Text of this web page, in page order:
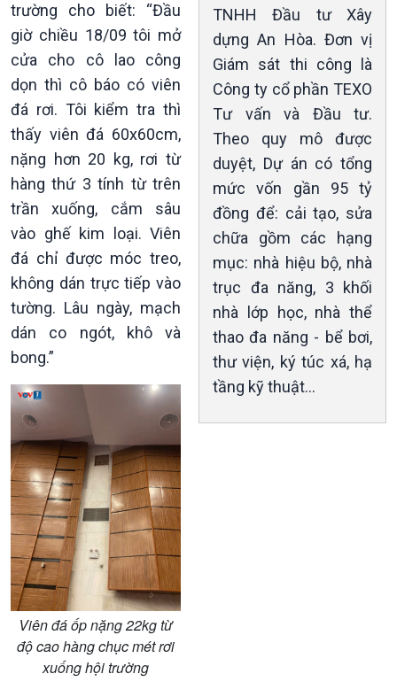
TNHH Đầu tư Xây
dựng An Hòa. Đơn vị
Giám sát thi công là
Công ty cổ phần TEXO
Tư vấn và Đầu tư.
Theo quy mô được
duyệt, Dự án có tổng
mức vốn gần 95 tỷ
đồng để: cải tạo, sửa
chữa gồm các hạng
mục: nhà hiệu bộ, nhà
trục đa năng, 3 khối
nhà lớp học, nhà thể
thao đa năng - bể bơi,
thư viện, ký túc xá, hạ
tầng kỹ thuật...
trường cho biết: “Đầu
giờ chiều 18/09 tôi mở
cửa cho cô lao công
dọn thì cô báo có viên
đá rơi. Tôi kiểm tra thì
thấy viên đá 60x60cm,
nặng hơn 20 kg, rơi từ
hàng thứ 3 tính từ trên
trần xuống, cắm sâu
vào ghế kim loại. Viên
đá chỉ được móc treo,
không dán trực tiếp vào
tường. Lâu ngày, mạch
dán co ngót, khô và
bong.”
Viên đá ốp nặng 22kg từ
độ cao hàng chục mét rơi
xuống hội trường